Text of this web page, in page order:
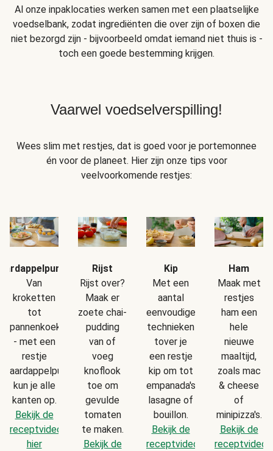
Al onze inpaklocaties werken samen met een plaatselijke
voedselbank, zodat ingrediënten die over zijn of boxen die
niet bezorgd zijn - bijvoorbeeld omdat iemand niet thuis is -
toch een goede bestemming krijgen.
Vaarwel voedselverspilling!
Wees slim met restjes, dat is goed voor je portemonnee
én voor de planeet. Hier zijn onze tips voor
veelvoorkomende restjes:
Van
kroketten
tot
pannenkoekjes
- met een
restje
aardappelpuree
kun je alle
kanten op.
Bekijk de
receptvideo
hier
Rijst
Rijst over?
Maak er
zoete chai-
pudding
van of
voeg
knoflook
toe om
gevulde
tomaten
te maken.
Bekijk de
Kip
Met een
aantal
eenvoudige
technieken
tover je
een restje
kip om tot
empanada's,
lasagne of
bouillon.
Bekijk de
receptvideo
Ham
Maak met
restjes
ham een
hele
nieuwe
maaltijd,
zoals mac
& cheese
of
minipizza's.
Bekijk de
receptvideo